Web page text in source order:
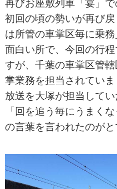
再びお座敷列車「宴」で
初回の頃の勢いが再び
は所管の車掌区毎に乗
面白い所で、今回の行
すが、千葉の車掌区管
掌業務を担当されてい
放送を大塚が担当して
「回を追う毎にうまく
の言葉を言われたのがと